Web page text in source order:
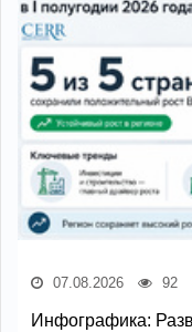
07.08.2026 92
Инфографика: